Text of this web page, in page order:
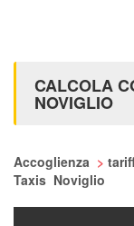
CALCOLA
NOVIGLIO
Accoglienza >
Taxis Noviglio